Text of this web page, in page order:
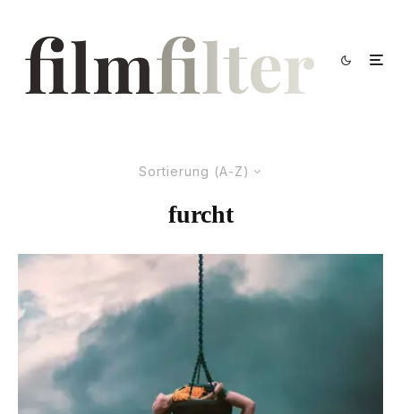
Sortierung (A-Z)
furcht